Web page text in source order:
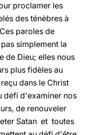
proclamer les
des ténèbres à
paroles de
simplement la
de Dieu; elles nous
plus fidèles au
dans le Christ
défi d'examiner nos
de renouveler
Satan et toutes